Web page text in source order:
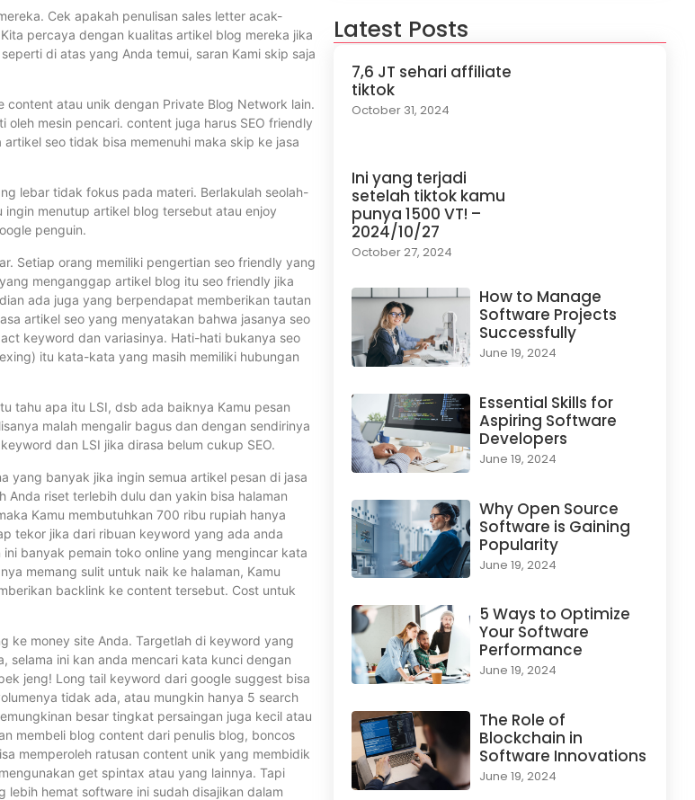
Cek apakah penulisan sales letter acak-
percaya dengan kualitas artikel blog mereka jika
di atas yang Anda temui, saran Kami skip saja
atau unik dengan Private Blog Network lain.
mesin pencari. content juga harus SEO friendly
seo tidak bisa memenuhi maka skip ke jasa
lebar tidak fokus pada materi. Berlakulah seolah-
menutup artikel blog tersebut atau enjoy
penguin.
Setiap orang memiliki pengertian seo friendly yang
menganggap artikel blog itu seo friendly jika
ada juga yang berpendapat memberikan tautan
artikel seo yang menyatakan bahwa jasanya seo
keyword dan variasinya. Hati-hati bukanya seo
itu kata-kata yang masih memiliki hubungan
tahu apa itu LSI, dsb ada baiknya Kamu pesan
malah mengalir bagus dan dengan sendirinya
dan LSI jika dirasa belum cukup SEO.
yang banyak jika ingin semua artikel pesan di jasa
riset terlebih dulu dan yakin bisa halaman
Kamu membutuhkan 700 ribu rupiah hanya
tekor jika dari ribuan keyword yang ada anda
banyak pemain toko online yang mengincar kata
memang sulit untuk naik ke halaman, Kamu
backlink ke content tersebut. Cost untuk
ke money site Anda. Targetlah di keyword yang
selama ini kan anda mencari kata kunci dengan
jeng! Long tail keyword dari google suggest bisa
tidak ada, atau mungkin hanya 5 search
besar tingkat persaingan juga kecil atau
membeli blog content dari penulis blog, boncos
memperoleh ratusan content unik yang membidik
get spintax atau yang lainnya. Tapi
lebih hemat software ini sudah disajikan dalam
Latest Posts
7,6 JT sehari affiliate
tiktok
October 31, 2024
Ini yang terjadi
setelah tiktok kamu
punya 1500 VT! –
2024/10/27
October 27, 2024
How to Manage
Software Projects
Successfully
June 19, 2024
Essential Skills for
Aspiring Software
Developers
June 19, 2024
Why Open Source
Software is Gaining
Popularity
June 19, 2024
5 Ways to Optimize
Your Software
Performance
June 19, 2024
The Role of
Blockchain in
Software Innovations
June 19, 2024